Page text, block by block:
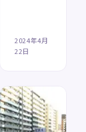
2024年4月
22日